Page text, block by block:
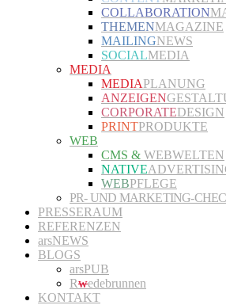
COLLABORATION
THEMENMAGAZINE
MAILINGNEWS
SOCIALMEDIA
MEDIA
MEDIAPLANUNG
ANZEIGEN
CORPORATEDESIGN
PRINTPRODUKTE
WEB
CMS & WEBWELTEN
NATIVE
WEBPFLEGE
PR- UND MARKETING-
PRESSERAUM
REFERENZEN
arsNEWS
BLOGS
arsPUB
Rwedebrunnen
KONTAKT